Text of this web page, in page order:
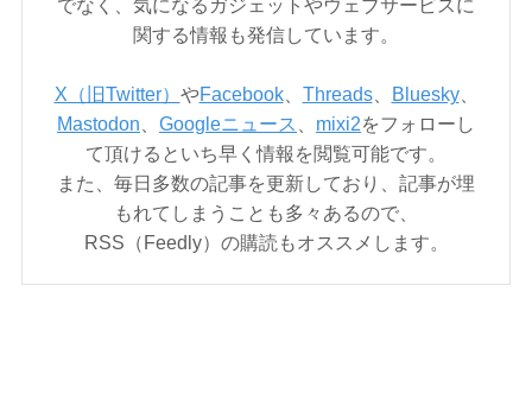
関する情報も発信しています。
X（旧Twitter） やFacebook、 Threads、 Bluesky、
Mastodon
Googleニュース mixi2をフォローし
て頂けるといち早く情報を閲覧可能です。
また、毎日多数の記事を更新しており、記事が埋
もれてしまうことも多々あるので、
RSS（Feedly）の購読もオススメします。